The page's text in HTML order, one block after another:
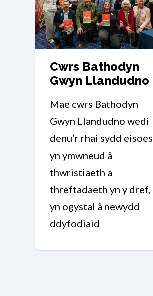
Cwrs Bathodyn
Gwyn Llandudno
Mae cwrs Bathodyn
Gwyn Llandudno wedi
denu’r rhai sydd eisoes
yn ymwneud â
thwristiaeth a
threftadaeth yn y dref,
yn ogystal â newydd
ddyfodiaid